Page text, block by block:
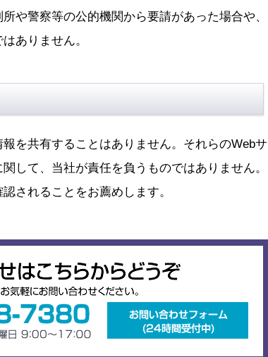
や警察等の公的機関から要請があった場合や、
ありません。
を共有することはありません。それらのWebサ
して、当社が責任を負うものではありません。
されることをお薦めします。